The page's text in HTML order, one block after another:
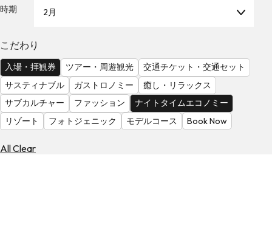
を
見
る
時期 2月
こだわり
入場・拝観券 ツアー・周遊観光
交通チケット・交通セット
サスティナブル
ガストロノミー
癒し・リラックス
サブカルチャー
ファッション
ナイトタイムエコノミー
リゾート
フォトジェニック モデルコース Book Now
All Clear